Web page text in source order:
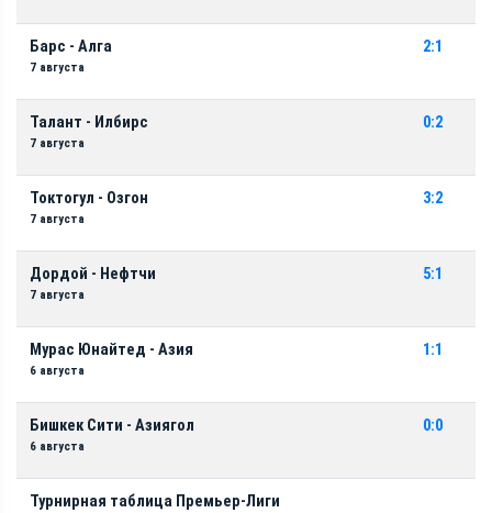
Барс - Алга
7 августа
2:1
Талант - Илбирс
7 августа
0:2
Токтогул - Озгон
7 августа
3:2
Дордой - Нефтчи
7 августа
5:1
Мурас Юнайтед - Азия
6 августа
1:1
Бишкек Сити - Азиягол
6 августа
0:0
Турнирная таблица Премьер-Лиги